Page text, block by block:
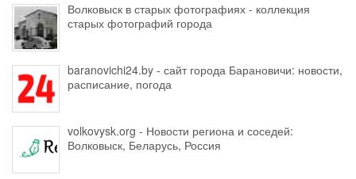
Волковыск в старых фотографиях - коллекция
старых фотографий города
baranovichi24.by - сайт города Барановичи: новости,
расписание, погода
volkovysk.org - Новости региона и соседей:
Волковыск, Беларусь, Россия